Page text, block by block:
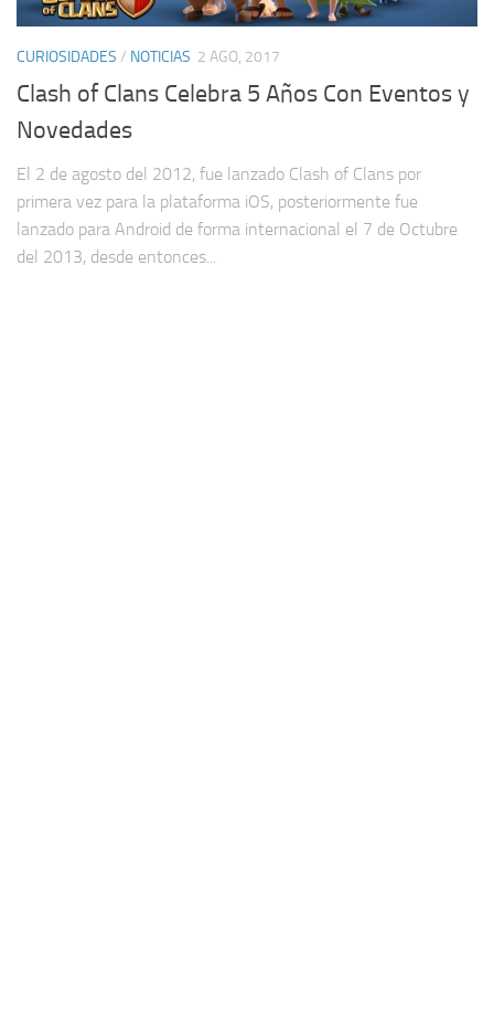
CURIOSIDADES / NOTICIAS 2 AGO, 2017
Clash of Clans Celebra 5 Años Con Eventos y
Novedades
El 2 de agosto del 2012, fue lanzado Clash of Clans por
primera vez para la plataforma iOS, posteriormente fue
lanzado para Android de forma internacional el 7 de Octubre
del 2013, desde entonces...